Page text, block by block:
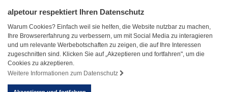
alpetour respektiert Ihren Datenschutz
Warum Cookies? Einfach weil sie helfen, die Website nutzbar zu machen,
Ihre Browsererfahrung zu verbessern, um mit Social Media zu interagieren
und um relevante Werbebotschaften zu zeigen, die auf Ihre Interessen
zugeschnitten sind. Klicken Sie auf „Akzeptieren und fortfahren", um die
Cookies zu akzeptieren.
Weitere Informationen zum Datenschutz